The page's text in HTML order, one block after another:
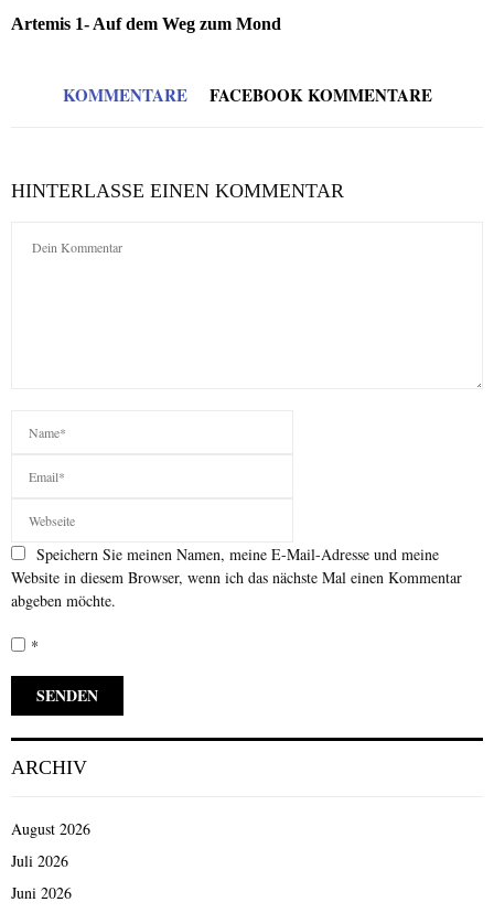
Artemis 1- Auf dem Weg zum Mond
KOMMENTARE FACEBOOK KOMMENTARE
HINTERLASSE EINEN KOMMENTAR
Speichern Sie meinen Namen, meine E-Mail-Adresse und meine
Website in diesem Browser, wenn ich das nächste Mal einen Kommentar
abgeben möchte.
*
ARCHIV
August 2026
Juli 2026
Juni 2026